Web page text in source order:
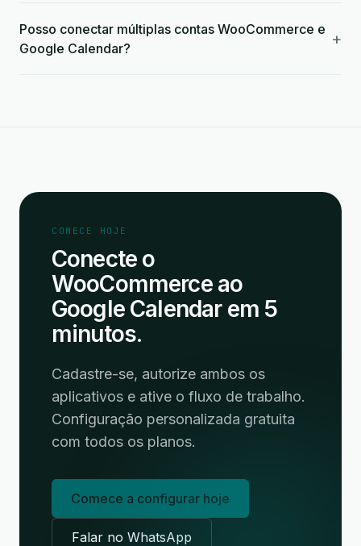
Posso conectar múltiplas contas WooCommerce e
Google Calendar?
+
COMECE HOJE
Conecte o
WooCommerce ao
Google Calendar em 5
minutos.
Cadastre-se, autorize ambos os
aplicativos e ative o fluxo de trabalho.
Configuração personalizada gratuita
com todos os planos.
Comece a configurar hoje
Falar no WhatsApp